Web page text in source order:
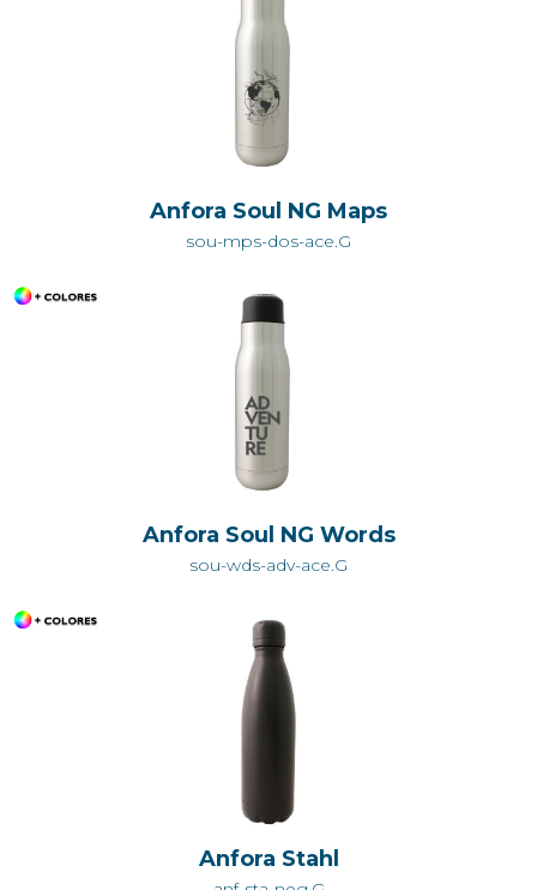
Anfora Soul NG Maps
sou-mps-dos-ace.G
Anfora Soul NG Words
sou-wds-adv-ace.G
Anfora Stahl